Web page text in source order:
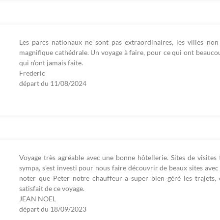
Les parcs nationaux ne sont pas extraordinaires, les villes
magnifique cathédrale. Un voyage à faire, pour ce qui ont
qui n’ont jamais faite.
Frederic
départ du 11/08/2024
Voyage très agréable avec une bonne hôtellerie. Sites de
sympa, s'est investi pour nous faire découvrir de beaux sites
noter que Peter notre chauffeur a super bien géré les trajets,
satisfait de ce voyage.
JEAN NOEL
départ du 18/09/2023